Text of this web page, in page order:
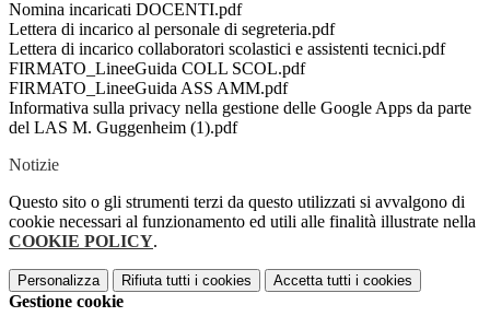
Nomina incaricati DOCENTI.pdf
Lettera di incarico al personale di segreteria.pdf
Lettera di incarico collaboratori scolastici e assistenti tecnici.pdf
FIRMATO_LineeGuida COLL SCOL.pdf
FIRMATO_LineeGuida ASS AMM.pdf
Informativa sulla privacy nella gestione delle Google Apps da parte
del LAS M. Guggenheim (1).pdf
Notizie
Questo sito o gli strumenti terzi da questo utilizzati si avvalgono di
cookie necessari al funzionamento ed utili alle finalità illustrate nella
COOKIE POLICY.
Personalizza Rifiuta tutti i cookies Accetta tutti i cookies
Gestione cookie